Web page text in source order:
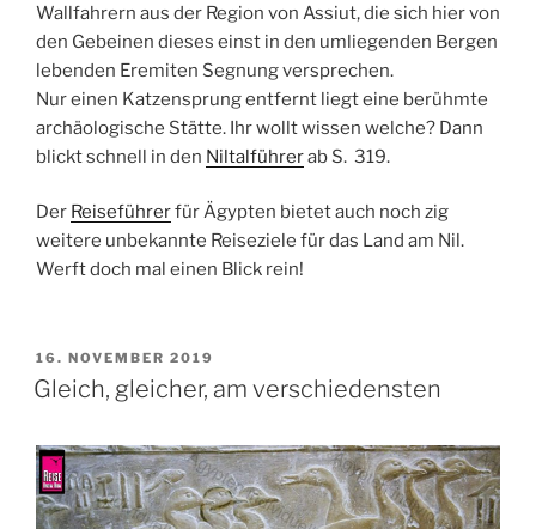
Wallfahrern aus der Region von Assiut, die sich hier von
den Gebeinen dieses einst in den umliegenden Bergen
lebenden Eremiten Segnung versprechen.
Nur einen Katzensprung entfernt liegt eine berühmte
archäologische Stätte. Ihr wollt wissen welche? Dann
blickt schnell in den Niltalführerab S. 319.
Der Reiseführerfür Ägypten bietet auch noch zig
weitere unbekannte Reiseziele für das Land am Nil.
Werft doch mal einen Blick rein!
VERÖFFENTLICHT
AM
16. NOVEMBER 2019
Gleich, gleicher, am verschiedensten